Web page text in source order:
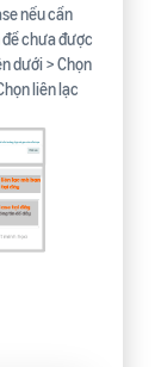
nếu cần
chưa được
dưới > Chọn
liên lạc